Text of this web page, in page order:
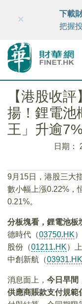
財華智庫網
×
下載
把握
【港股收
揚！鋰電池
王」升逾7%
日期：
9月15日，港股三大
數小幅上漲0.22%，
0.21%。
分板塊看， 鋰電池板
德時代（03750.HK
股份（01211.HK）
中創新航（03931.HK
消息面上， 今日早間
供應商賬款支付規範